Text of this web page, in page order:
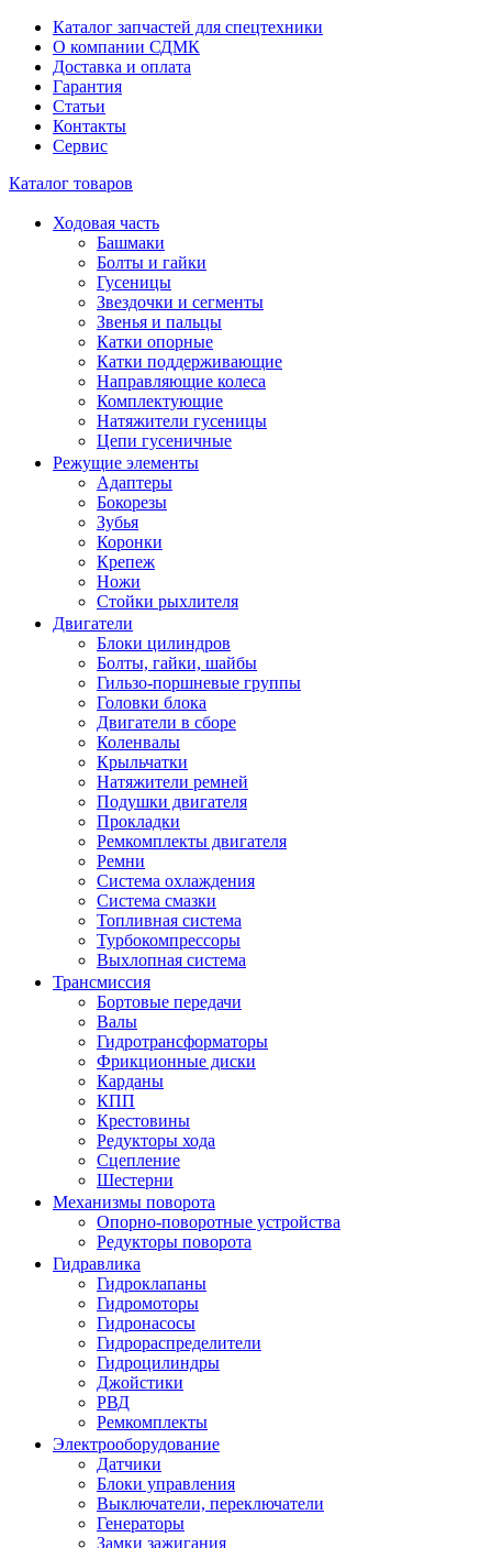
Каталог запчастей для спецтехники
О компании СДМК
Доставка и оплата
Гарантия
Статьи
Контакты
Сервис
Каталог товаров
Ходовая часть
Башмаки
Болты и гайки
Гусеницы
Звездочки и сегменты
Звенья и пальцы
Катки опорные
Катки поддерживающие
Направляющие колеса
Комплектующие
Натяжители гусеницы
Цепи гусеничные
Режущие элементы
Адаптеры
Бокорезы
Зубья
Коронки
Крепеж
Ножи
Стойки рыхлителя
Двигатели
Блоки цилиндров
Болты, гайки, шайбы
Гильзо-поршневые группы
Головки блока
Двигатели в сборе
Коленвалы
Крыльчатки
Натяжители ремней
Подушки двигателя
Прокладки
Ремкомплекты двигателя
Ремни
Система охлаждения
Система смазки
Топливная система
Турбокомпрессоры
Выхлопная система
Трансмиссия
Бортовые передачи
Валы
Гидротрансформаторы
Фрикционные диски
Карданы
КПП
Крестовины
Редукторы хода
Сцепление
Шестерни
Механизмы поворота
Опорно-поворотные устройства
Редукторы поворота
Гидравлика
Гидроклапаны
Гидромоторы
Гидронасосы
Гидрораспределители
Гидроцилиндры
Джойстики
РВД
Ремкомплекты
Электрооборудование
Датчики
Блоки управления
Выключатели, переключатели
Генераторы
Замки зажигания